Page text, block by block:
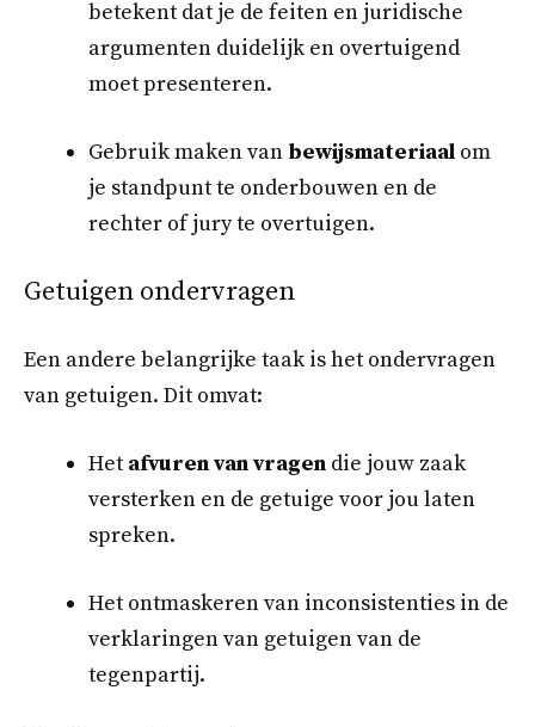
betekent dat je de feiten en juridische
argumenten duidelijk en overtuigend
moet presenteren.
Gebruik maken van bewijsmateriaal om
je standpunt te onderbouwen en de
rechter of jury te overtuigen.
Getuigen ondervragen
Een andere belangrijke taak is het ondervragen
van getuigen. Dit omvat:
Het afvuren van vragen die jouw zaak
versterken en de getuige voor jou laten
spreken.
Het ontmaskeren van inconsistenties in de
verklaringen van getuigen van de
tegenpartij.